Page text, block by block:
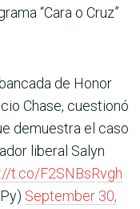
“Cara o Cruz”
de Honor
Chase, cuestionó
demuestra el caso
liberal Salyn
t.co/F2SNBsRvgh
September 30,